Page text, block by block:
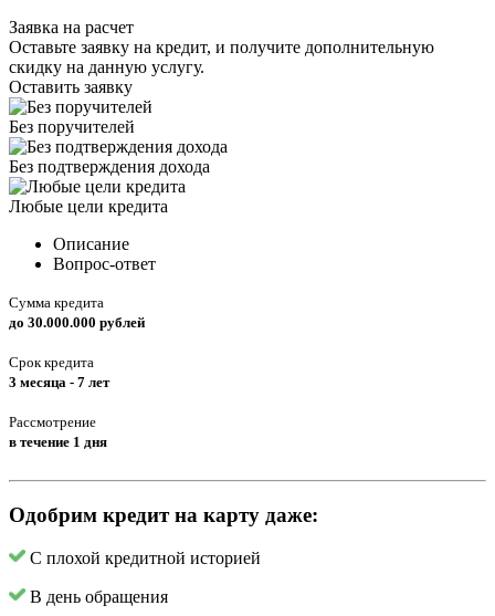
Заявка на расчет
Оставьте заявку на кредит, и получите дополнительную
скидку на данную услугу.
Оставить заявку
Без поручителей
Без подтверждения дохода
Любые цели кредита
Описание
Вопрос-ответ
Сумма кредита
до 30.000.000 рублей
Срок кредита
3 месяца - 7 лет
Рассмотрение
в течение 1 дня
Одобрим кредит на карту даже:
С плохой кредитной историей
В день обращения